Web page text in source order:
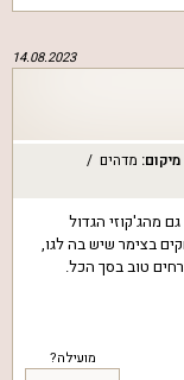
14.08.2023
מיקום: מדהים
מהג'קוזי הגדול
בצימר שיש בה לגו,
טוב בסך הכל.
מועילה?